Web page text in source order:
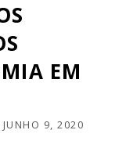
EM
JUNHO 9, 2020